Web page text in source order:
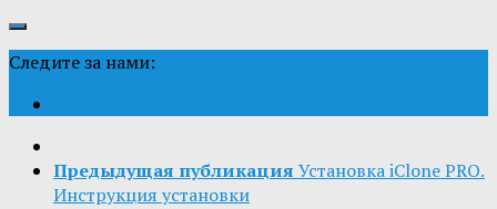
Следите за нами:
Предыдущая публикация Установка iClone PRO.
Инструкция установки